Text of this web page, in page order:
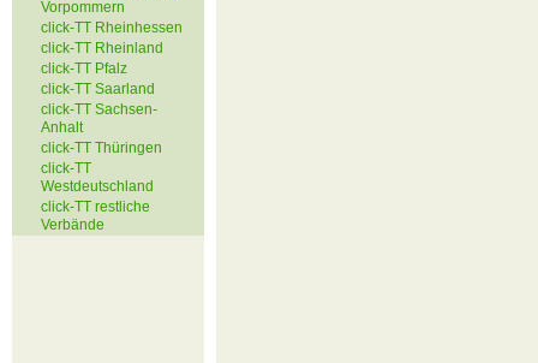
Vorpommern
click-TT Rheinhessen
click-TT Rheinland
click-TT Pfalz
click-TT Saarland
click-TT Sachsen-
Anhalt
click-TT Thüringen
click-TT
Westdeutschland
click-TT restliche
Verbände